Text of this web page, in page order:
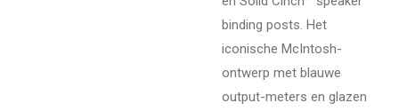
binding posts. Het
iconische McIntosh-
ontwerp met blauwe
output-meters en glazen